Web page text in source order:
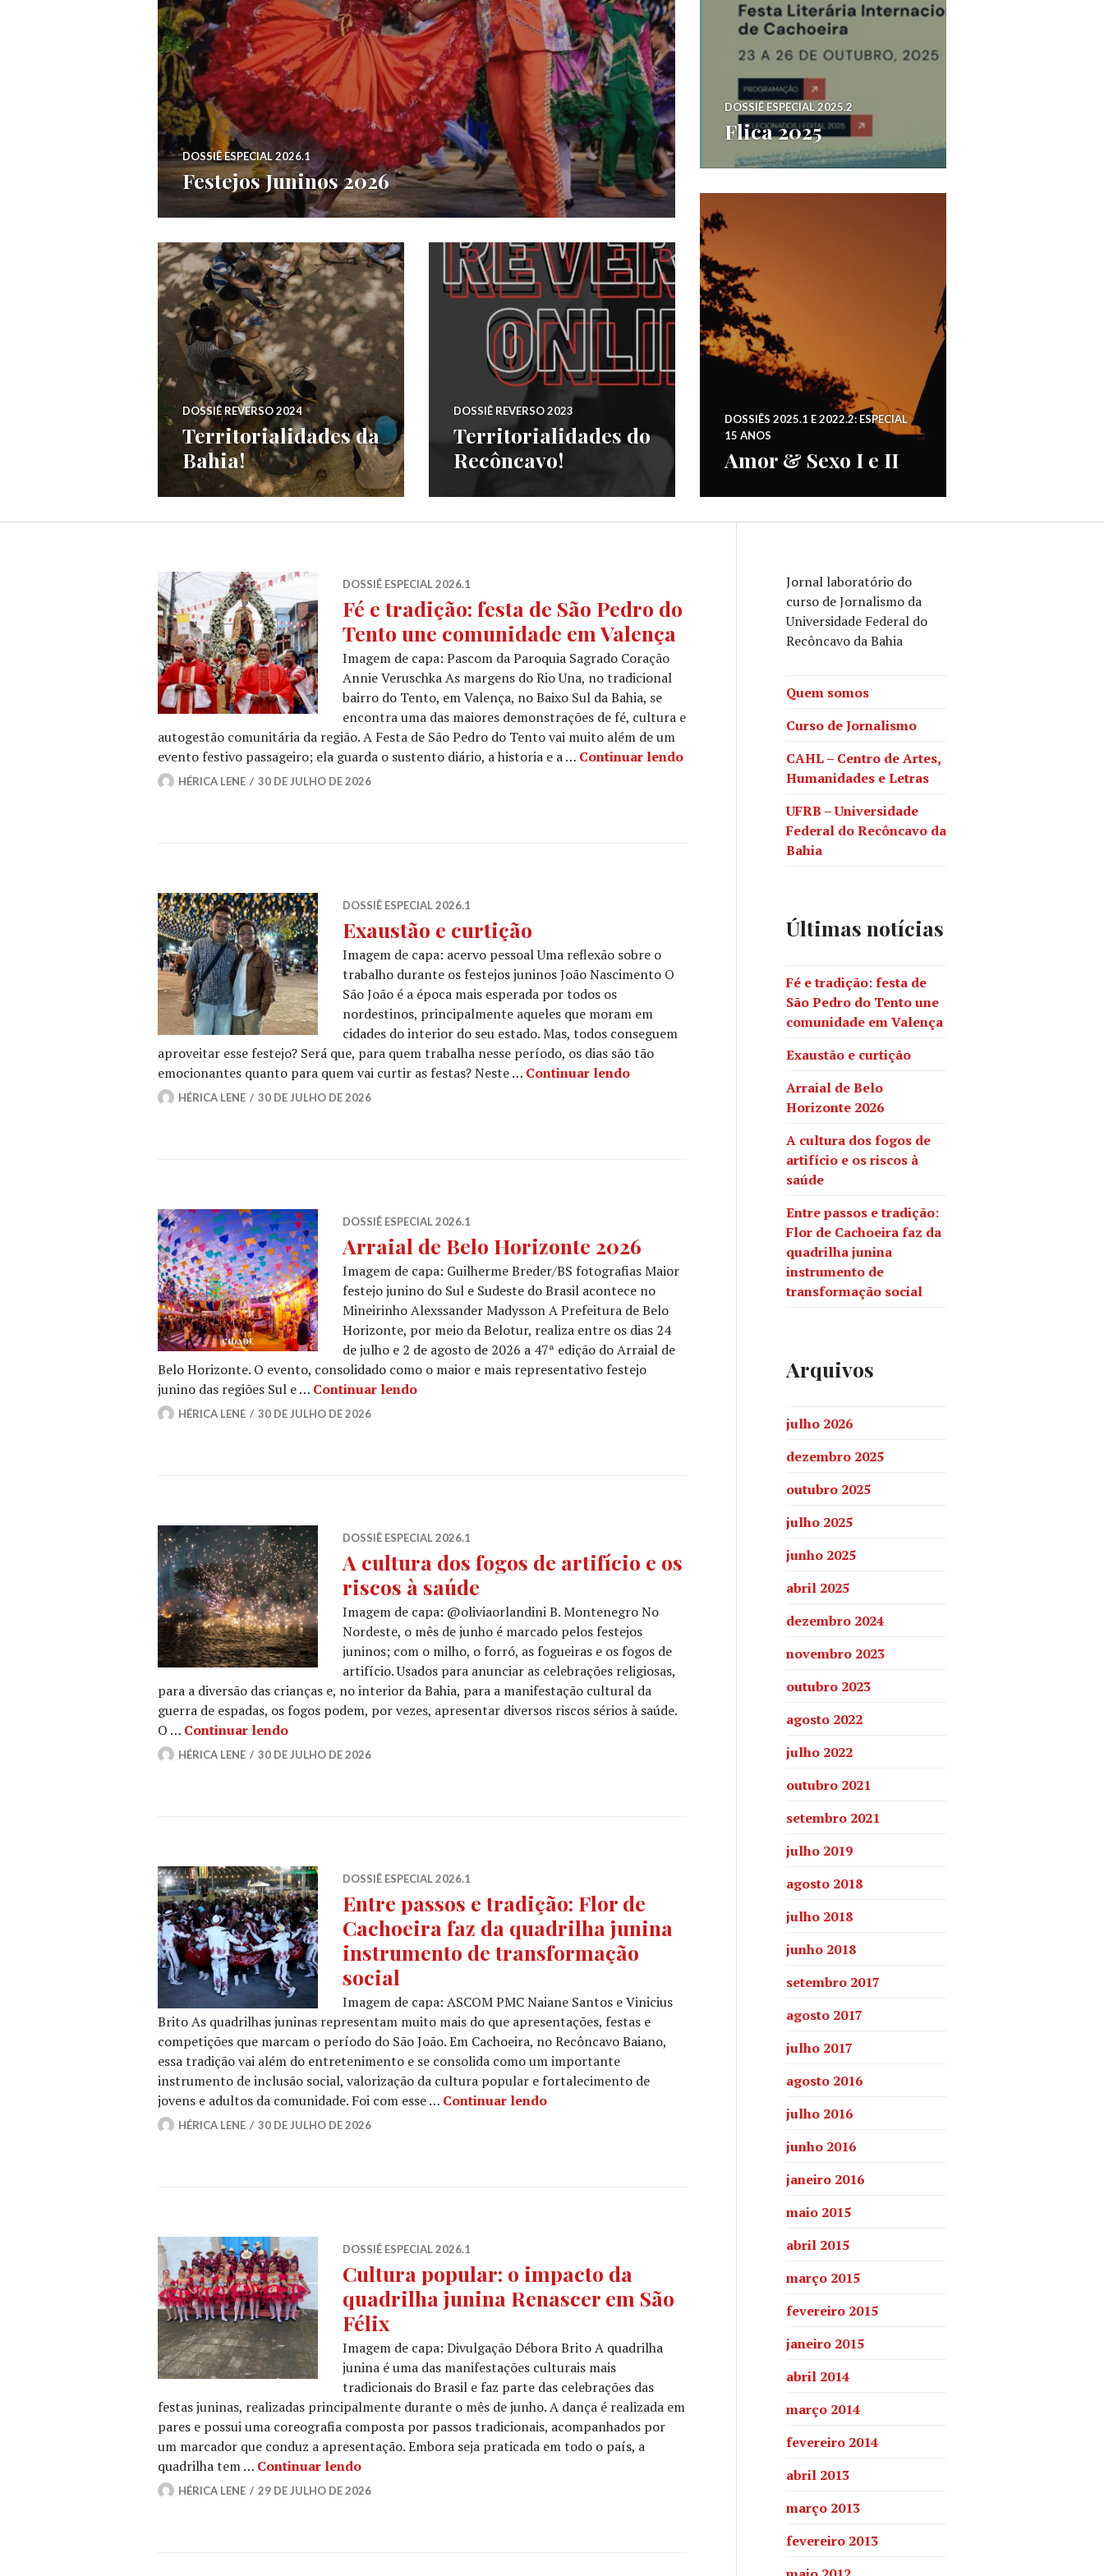
DOSSIÊ ESPECIAL 2026.1
Festejos Juninos 2026
DOSSIÊ ESPECIAL 2025.2
Flica 2025
DOSSIÊS 2025.1 E 2022.2: ESPECIAL
15 ANOS
Amor & Sexo I e II
DOSSIÊ REVERSO 2024
Territorialidades da
Bahia!
DOSSIÊ REVERSO 2023
Territorialidades do
Recôncavo!
DOSSIÊ ESPECIAL 2026.1
Fé e tradição: festa de São Pedro do
Tento une comunidade em Valença
Imagem de capa: Pascom da Paroquia Sagrado Coração
Annie Veruschka As margens do Rio Una, no tradicional
bairro do Tento, em Valença, no Baixo Sul da Bahia, se
encontra uma das maiores demonstrações de fé, cultura e
autogestão comunitária da região. A Festa de São Pedro do Tento vai muito além de um
evento festivo passageiro; ela guarda o sustento diário, a historia e a … Continuar lendoFé e tradição: festa de São Pedro do Tento une comunidade em
HÉRICA LENE 30 DE JULHO DE 2026
DOSSIÊ ESPECIAL 2026.1
Exaustão e curtição
Imagem de capa: acervo pessoal Uma reflexão sobre o
trabalho durante os festejos juninos João Nascimento O
São João é a época mais esperada por todos os
nordestinos, principalmente aqueles que moram em
cidades do interior do seu estado. Mas, todos conseguem
aproveitar esse festejo? Será que, para quem trabalha nesse período, os dias são tão
emocionantes quanto para quem vai curtir as festas? Neste … Continuar lendoExaustão e curtição
HÉRICA LENE 30 DE JULHO DE 2026
DOSSIÊ ESPECIAL 2026.1
Arraial de Belo Horizonte 2026
Imagem de capa: Guilherme Breder/BS fotografias Maior
festejo junino do Sul e Sudeste do Brasil acontece no
Mineirinho Alexssander Madysson A Prefeitura de Belo
Horizonte, por meio da Belotur, realiza entre os dias 24
de julho e 2 de agosto de 2026 a 47ª edição do Arraial de
Belo Horizonte. O evento, consolidado como o maior e mais representativo festejo
junino das regiões Sul e … Continuar lendoArraial de Belo Horizonte 2026
HÉRICA LENE 30 DE JULHO DE 2026
DOSSIÊ ESPECIAL 2026.1
A cultura dos fogos de artifício e os
riscos à saúde
Imagem de capa: @oliviaorlandini B. Montenegro No
Nordeste, o mês de junho é marcado pelos festejos
juninos; com o milho, o forró, as fogueiras e os fogos de
artifício. Usados para anunciar as celebrações religiosas,
para a diversão das crianças e, no interior da Bahia, para a manifestação cultural da
guerra de espadas, os fogos podem, por vezes, apresentar diversos riscos sérios à saúde.
O … Continuar lendoA cultura dos fogos de artifício e os riscos à saúde
HÉRICA LENE 30 DE JULHO DE 2026
DOSSIÊ ESPECIAL 2026.1
Entre passos e tradição: Flor de
Cachoeira faz da quadrilha junina
instrumento de transformação
social
Imagem de capa: ASCOM PMC Naiane Santos e Vinicius
Brito As quadrilhas juninas representam muito mais do que apresentações, festas e
competições que marcam o período do São João. Em Cachoeira, no Recôncavo Baiano,
essa tradição vai além do entretenimento e se consolida como um importante
instrumento de inclusão social, valorização da cultura popular e fortalecimento de
jovens e adultos da comunidade. Foi com esse … Continuar lendoEntre passos e tradição: Flor de Cachoeira faz da quadrilha junina instrumento de
HÉRICA LENE 30 DE JULHO DE 2026
DOSSIÊ ESPECIAL 2026.1
Cultura popular: o impacto da
quadrilha junina Renascer em São
Félix
Imagem de capa: Divulgação Débora Brito A quadrilha
junina é uma das manifestações culturais mais
tradicionais do Brasil e faz parte das celebrações das
festas juninas, realizadas principalmente durante o mês de junho. A dança é realizada em
pares e possui uma coreografia composta por passos tradicionais, acompanhados por
um marcador que conduz a apresentação. Embora seja praticada em todo o país, a
quadrilha tem … Continuar lendoCultura popular: o impacto da quadrilha junina Renascer em São Félix
HÉRICA LENE 29 DE JULHO DE 2026
Jornal laboratório do
curso de Jornalismo da
Universidade Federal do
Recôncavo da Bahia
Quem somos
Curso de Jornalismo
CAHL – Centro de Artes,
Humanidades e Letras
UFRB – Universidade
Federal do Recôncavo da
Bahia
Últimas notícias
Fé e tradição: festa de
São Pedro do Tento une
comunidade em Valença
Exaustão e curtição
Arraial de Belo
Horizonte 2026
A cultura dos fogos de
artifício e os riscos à
saúde
Entre passos e tradição:
Flor de Cachoeira faz da
quadrilha junina
instrumento de
transformação social
Arquivos
julho 2026
dezembro 2025
outubro 2025
julho 2025
junho 2025
abril 2025
dezembro 2024
novembro 2023
outubro 2023
agosto 2022
julho 2022
outubro 2021
setembro 2021
julho 2019
agosto 2018
julho 2018
junho 2018
setembro 2017
agosto 2017
julho 2017
agosto 2016
julho 2016
junho 2016
janeiro 2016
maio 2015
abril 2015
março 2015
fevereiro 2015
janeiro 2015
abril 2014
março 2014
fevereiro 2014
abril 2013
março 2013
fevereiro 2013